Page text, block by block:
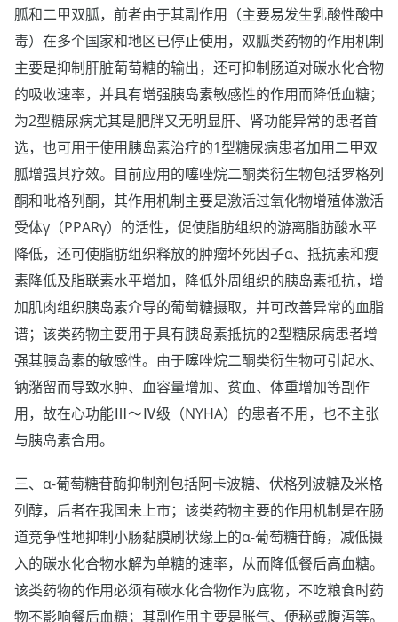
胍和二甲双胍，前者由于其副作用（主要易发生乳酸性酸中
毒）在多个国家和地区已停止使用，双胍类药物的作用机制
主要是抑制肝脏葡萄糖的输出，还可抑制肠道对碳水化合物
的吸收速率，并具有增强胰岛素敏感性的作用而降低血糖；
为2型糖尿病尤其是肥胖又无明显肝、肾功能异常的患者首
选，也可用于使用胰岛素治疗的1型糖尿病患者加用二甲双
胍增强其疗效。目前应用的噻唑烷二酮类衍生物包括罗格列
酮和吡格列酮，其作用机制主要是激活过氧化物增殖体激活
受体γ（PPARγ）的活性，促使脂肪组织的游离脂肪酸水平
降低，还可使脂肪组织释放的肿瘤坏死因子α、抵抗素和瘦
素降低及脂联素水平增加，降低外周组织的胰岛素抵抗，增
加肌肉组织胰岛素介导的葡萄糖摄取，并可改善异常的血脂
谱；该类药物主要用于具有胰岛素抵抗的2型糖尿病患者增
强其胰岛素的敏感性。由于噻唑烷二酮类衍生物可引起水、
钠潴留而导致水肿、血容量增加、贫血、体重增加等副作
用，故在心功能Ⅲ～Ⅳ级（NYHA）的患者不用，也不主张
与胰岛素合用。
三、α-葡萄糖苷酶抑制剂包括阿卡波糖、伏格列波糖及米格
列醇，后者在我国未上市；该类药物主要的作用机制是在肠
道竞争性地抑制小肠黏膜刷状缘上的α-葡萄糖苷酶，减低摄
入的碳水化合物水解为单糖的速率，从而降低餐后高血糖。
该类药物的作用必须有碳水化合物作为底物，不吃粮食时药
物不影响餐后血糖；其副作用主要是胀气、便秘或腹泻等。